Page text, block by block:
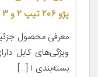
پژو 206 تیپ 2 و 3
بسته‌بندی ۱ […]